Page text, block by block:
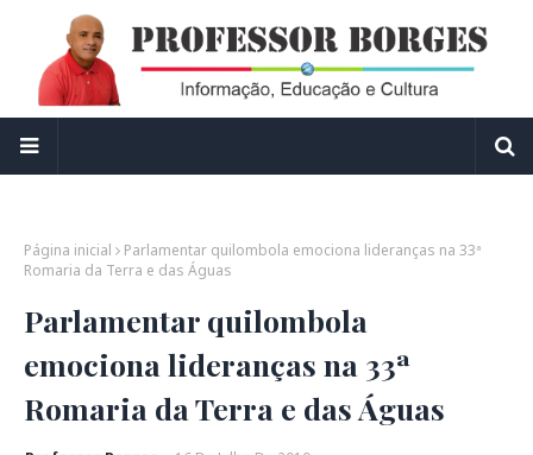
Página inicial
Parlamentar quilombola emociona lideranças na 33ª
Romaria da Terra e das Águas
Parlamentar quilombola
emociona lideranças na 33ª
Romaria da Terra e das Águas